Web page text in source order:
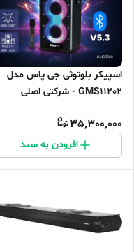
اسپیکر بلوتوثی جی پاس مدل
GMS11202 - شرکتی اصلی
35,300,000
افزودن به سبد